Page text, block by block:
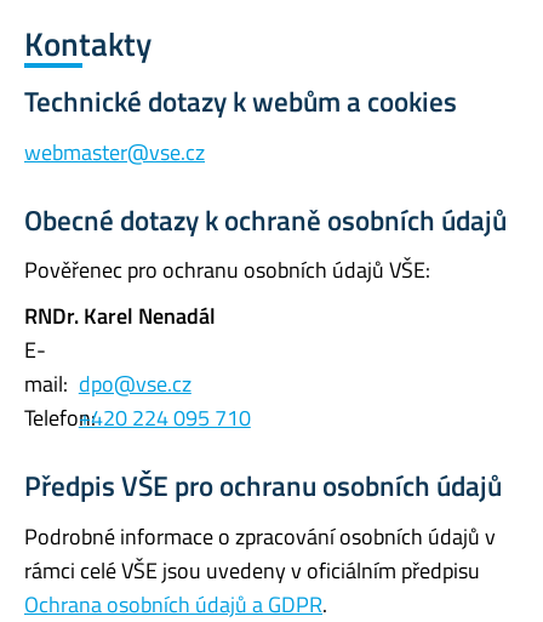
Kontakty
Technické dotazy k webům a cookies
webmaster@vse.cz
Obecné dotazy k ochraně osobních údajů
Pověřenec pro ochranu osobních údajů VŠE:
RNDr. Karel Nenadál
E-
mail: dpo@vse.cz
Telefon:+420 224 095 710
Předpis VŠE pro ochranu osobních údajů
Podrobné informace o zpracování osobních údajů v
rámci celé VŠE jsou uvedeny v oficiálním předpisu
Ochrana osobních údajů a GDPR.